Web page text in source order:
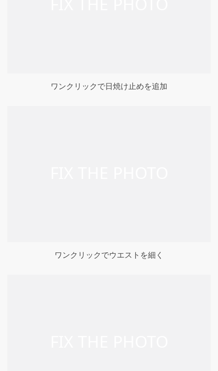
ワンクリックで日焼け止めを追加
ワンクリックでウエストを細く